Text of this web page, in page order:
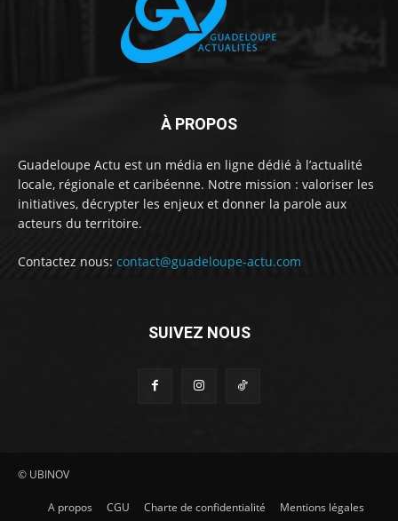
À PROPOS
Guadeloupe Actu est un média en ligne dédié à l’actualité
locale, régionale et caribéenne. Notre mission : valoriser les
initiatives, décrypter les enjeux et donner la parole aux
acteurs du territoire.
Contactez nous: contact@guadeloupe-actu.com
SUIVEZ NOUS
© UBINOV
A propos CGU Charte de confidentialité Mentions légales